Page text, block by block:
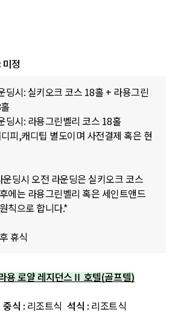
정
딩시: 실키오크 코스 18홀 + 라용그린
딩시: 라용그린벨리 코스 18홀
피,캐디팁 별도이며 사전결제 혹은 현
딩시 오전 라운딩은 실키오크 코스
에는 라용그린벨리 혹은 세인트앤드
칙으로 합니다.*
휴식
용 로얄 레지던스Ⅱ 호텔(골프텔)
중식 : 리조트식 석식 : 리조트식